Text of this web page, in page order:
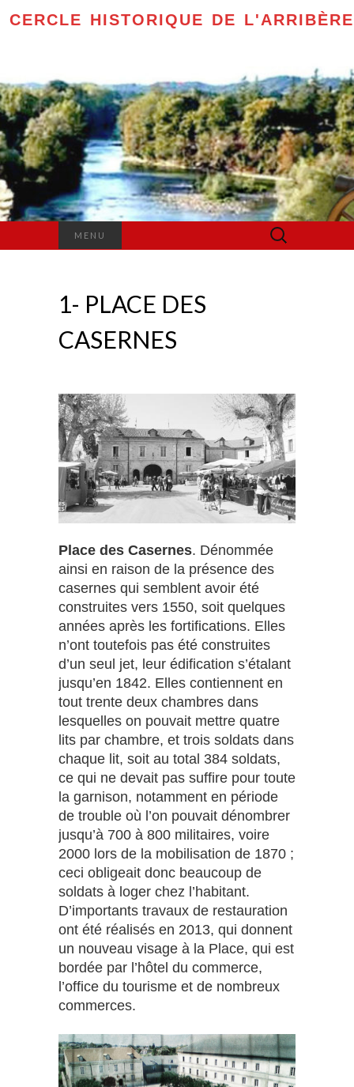
CERCLE HISTORIQUE DE L'ARRIBÈRE
MENU Rechercher :
1- PLACE DES
CASERNES
Place des Casernes. Dénommée
ainsi en raison de la présence des
casernes qui semblent avoir été
construites vers 1550, soit quelques
années après les fortifications. Elles
n’ont toutefois pas été construites
d’un seul jet, leur édification s’étalant
jusqu’en 1842. Elles contiennent en
tout trente deux chambres dans
lesquelles on pouvait mettre quatre
lits par chambre, et trois soldats dans
chaque lit, soit au total 384 soldats,
ce qui ne devait pas suffire pour toute
la garnison, notamment en période
de trouble où l’on pouvait dénombrer
jusqu’à 700 à 800 militaires, voire
2000 lors de la mobilisation de 1870 ;
ceci obligeait donc beaucoup de
soldats à loger chez l’habitant.
D’importants travaux de restauration
ont été réalisés en 2013, qui donnent
un nouveau visage à la Place, qui est
bordée par l’hôtel du commerce,
l’office du tourisme et de nombreux
commerces.